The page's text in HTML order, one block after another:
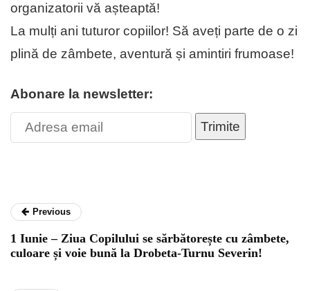
organizatorii vă așteaptă!
La mulți ani tuturor copiilor! Să aveți parte de o zi
plină de zâmbete, aventură și amintiri frumoase!
Abonare la newsletter:
Trimite
Previous
1 Iunie – Ziua Copilului se sărbătorește cu zâmbete,
culoare și voie bună la Drobeta-Turnu Severin!